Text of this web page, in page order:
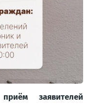
заявителей